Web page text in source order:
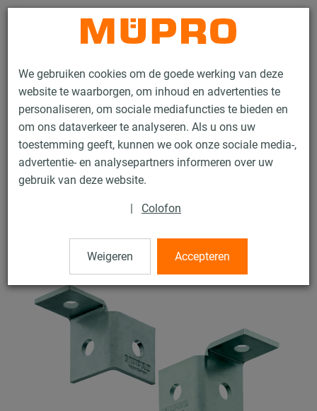
We gebruiken cookies om de goede werking van deze
website te waarborgen, om inhoud en advertenties te
personaliseren, om sociale mediafuncties te bieden en
om ons dataverkeer te analyseren. Als u ons uw
toestemming geeft, kunnen we ook onze sociale media-,
advertentie- en analysepartners informeren over uw
gebruik van deze website.
| Colofon
Weigeren Accepteren
Contact
Producten Bevestigingstechniek
Ventilatiebevestiging
Installatierails voor luchtkanaalbevestiging
MPC Zijhoeken
MPC Zijhoeken